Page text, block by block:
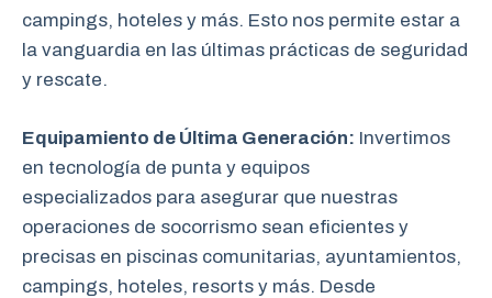
campings, hoteles y más. Esto nos permite estar a
la vanguardia en las últimas prácticas de seguridad
y rescate.
Equipamiento de Última Generación: Invertimos
en tecnología de punta y equipos
especializados para asegurar que nuestras
operaciones de socorrismo sean eficientes y
precisas en piscinas comunitarias, ayuntamientos,
campings, hoteles, resorts y más. Desde